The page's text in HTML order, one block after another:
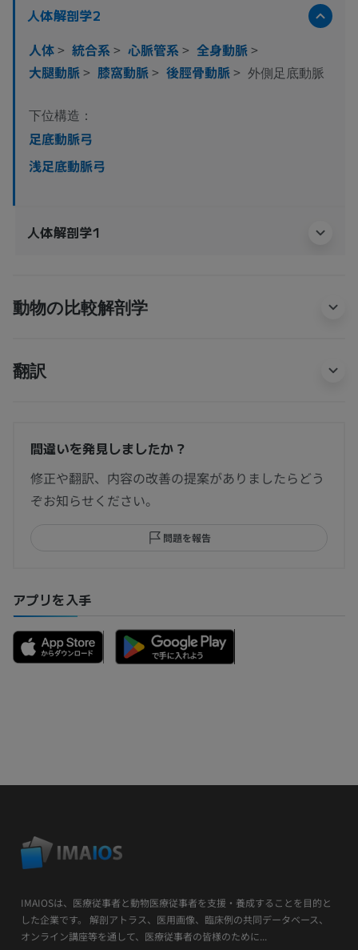
人体解剖学2
人体> 統合系> 心脈管系> 全身動脈>
大腿動脈> 膝窩動脈> 後脛骨動脈> 外側足底動脈
下位構造：
足底動脈弓
浅足底動脈弓
人体解剖学1
動物の比較解剖学
翻訳
間違いを発見しましたか？
修正や翻訳、内容の改善の提案がありましたらどう
ぞお知らせください。
問題を報告
アプリを入手
IMAIOSは、医療従事者と動物医療従事者を支援・養成することを目的と
した企業です。 解剖アトラス、医用画像、臨床例の共同データベース、
オンライン講座等を通して、医療従事者の皆様のために...